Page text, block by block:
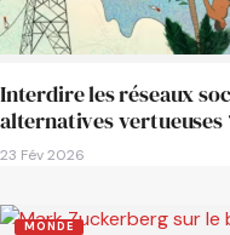
Interdire les réseaux
alternatives vertueuses
23 Fév 2026
MONDE